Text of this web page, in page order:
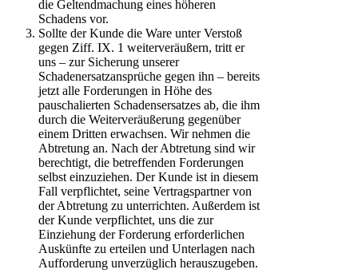
die Geltendmachung eines höheren
Schadens vor.
Sollte der Kunde die Ware unter Verstoß
gegen Ziff. IX. 1 weiterveräußern, tritt er
uns – zur Sicherung unserer
Schadenersatzansprüche gegen ihn – bereits
jetzt alle Forderungen in Höhe des
pauschalierten Schadensersatzes ab, die ihm
durch die Weiterveräußerung gegenüber
einem Dritten erwachsen. Wir nehmen die
Abtretung an. Nach der Abtretung sind wir
berechtigt, die betreffenden Forderungen
selbst einzuziehen. Der Kunde ist in diesem
Fall verpflichtet, seine Vertragspartner von
der Abtretung zu unterrichten. Außerdem ist
der Kunde verpflichtet, uns die zur
Einziehung der Forderung erforderlichen
Auskünfte zu erteilen und Unterlagen nach
Aufforderung unverzüglich herauszugeben.